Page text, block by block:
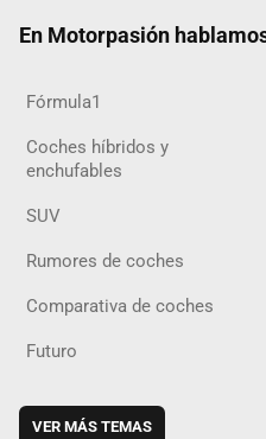
En Motorpasión
Fórmula1
Coches híbridos y
enchufables
SUV
Rumores de coches
Comparativa de coches
Futuro
VER MÁS TEMAS